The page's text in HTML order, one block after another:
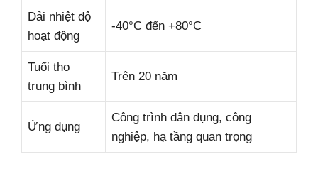
Dải nhiệt độ
hoạt động
-40°C đến +80°C
Tuổi thọ
trung bình
Trên 20 năm
Ứng dụng
Công trình dân dụng, công
nghiệp, hạ tầng quan trọng